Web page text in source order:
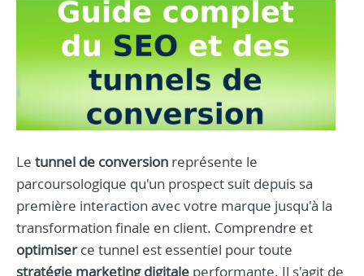
Le tunnel de conversion représente le
parcoursologique qu'un prospect suit depuis sa
première interaction avec votre marque jusqu'à la
transformation finale en client. Comprendre et
optimiserce tunnel est essentiel pour toute
stratégie marketing digitale performante. Il s'agit de